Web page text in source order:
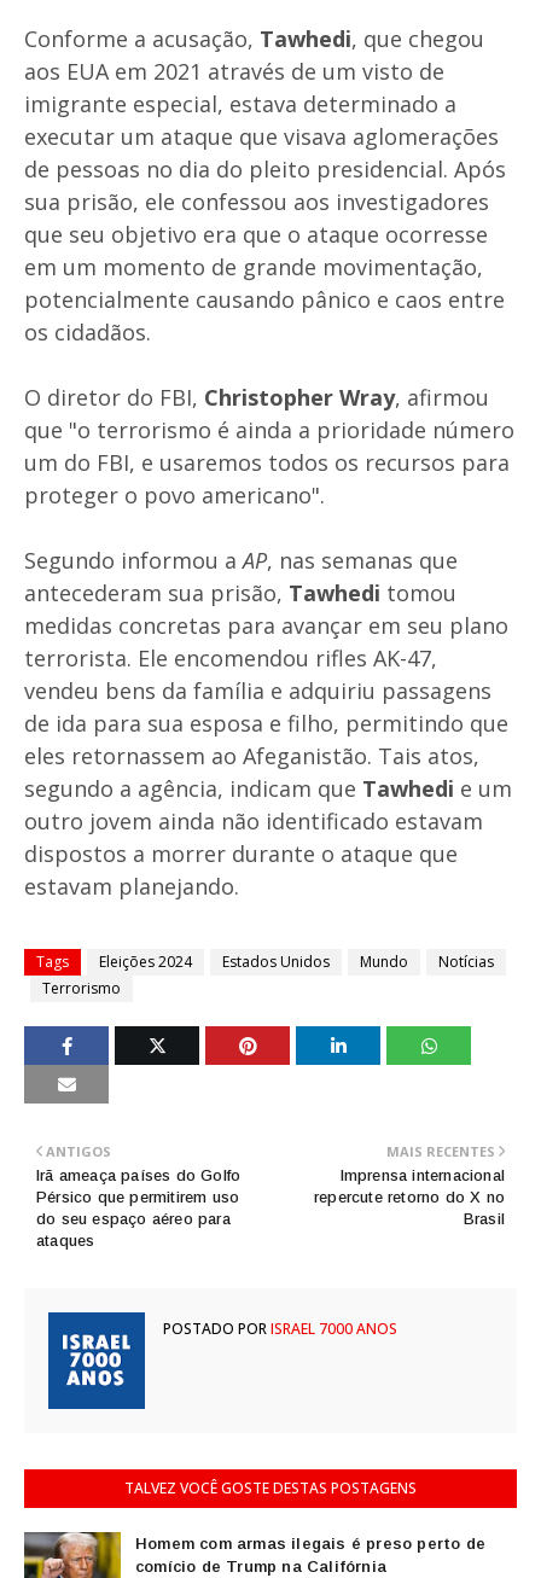
Conforme a acusação, Tawhedi, que chegou
aos EUA em 2021 através de um visto de
imigrante especial, estava determinado a
executar um ataque que visava aglomerações
de pessoas no dia do pleito presidencial. Após
sua prisão, ele confessou aos investigadores
que seu objetivo era que o ataque ocorresse
em um momento de grande movimentação,
potencialmente causando pânico e caos entre
os cidadãos.
O diretor do FBI, Christopher Wray, afirmou
que "o terrorismo é ainda a prioridade número
um do FBI, e usaremos todos os recursos para
proteger o povo americano".
Segundo informou aAP, nas semanas que
antecederam sua prisão, Tawhedi tomou
medidas concretas para avançar em seu plano
terrorista. Ele encomendou rifles AK-47,
vendeu bens da família e adquiriu passagens
de ida para sua esposa e filho, permitindo que
eles retornassem ao Afeganistão. Tais atos,
segundo a agência, indicam que Tawhedi e um
outro jovem ainda não identificado estavam
dispostos a morrer durante o ataque que
estavam planejando.
Tags Eleições 2024 Estados Unidos Mundo
Notícias
Terrorismo
MAIS RECENTES
Imprensa internacional
repercute retorno do X no
Brasil
ANTIGOS
Irã ameaça países do Golfo
Pérsico que permitirem uso
do seu espaço aéreo para
ataques
POSTADO PORISRAEL 7000 ANOS
TALVEZ VOCÊ GOSTE DESTAS POSTAGENS
Homem com armas ilegais é preso perto de
comício de Trump na Califórnia